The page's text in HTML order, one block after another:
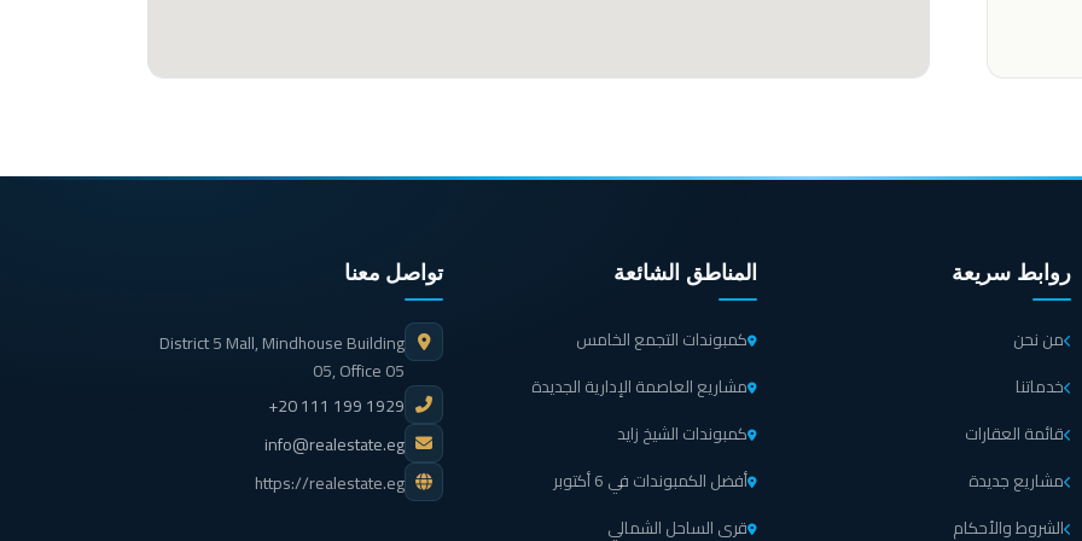
روابط سريعة
من نحن
خدماتنا
قائمة العقارات
مشاريع جديدة
الشروط والأحكام
المناطق الشائعة
كمبوندات التجمع الخامس
مشاريع العاصمة الإدارية الجديدة
كمبوندات الشيخ زايد
أفضل الكمبوندات في 6 أكتوبر
قرى الساحل الشمالي
تواصل معنا
District 5 Mall, Mindhouse Building
05, Office 05
+20 111 199 1929
info@realestate.eg
https://realestate.eg